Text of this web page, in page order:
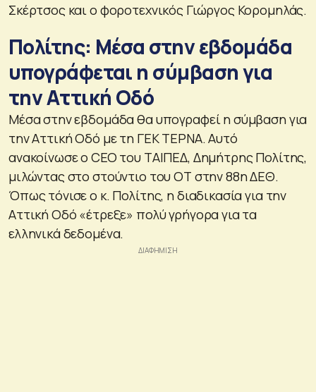
Σκέρτσος και ο φοροτεχνικός Γιώργος Κορομηλάς.
Πολίτης: Μέσα στην εβδομάδα
υπογράφεται η σύμβαση για
την Αττική Οδό
Μέσα στην εβδομάδα θα υπογραφεί η σύμβαση για
την Αττική Οδό με τη ΓΕΚ ΤΕΡΝΑ. Αυτό
ανακοίνωσε ο CEO του ΤΑΙΠΕΔ, Δημήτρης Πολίτης,
μιλώντας στο στούντιο του ΟΤ στην 88η ΔΕΘ.
Όπως τόνισε ο κ. Πολίτης, η διαδικασία για την
Αττική Οδό «έτρεξε» πολύ γρήγορα για τα
ελληνικά δεδομένα.